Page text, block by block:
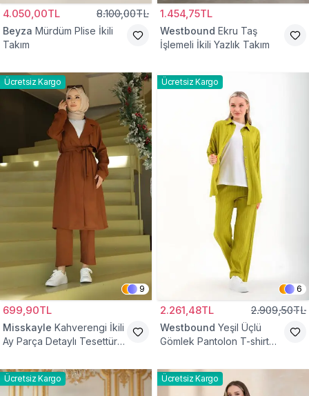
4.050,00TL 8.100,00TL
Beyza Mürdüm Plise İkili
Takım
1.454,75TL
Westbound Ekru Taş
İşlemeli İkili Yazlık Takım
Ücretsiz Kargo
9
699,90TL
Misskayle Kahverengi İkili
Ay Parça Detaylı Tesettür
Ücretsiz Kargo
6
2.261,48TL 2.909,50TL
Westbound Yeşil Üçlü
Gömlek Pantolon T-shirt
Ücretsiz Kargo Ücretsiz Kargo